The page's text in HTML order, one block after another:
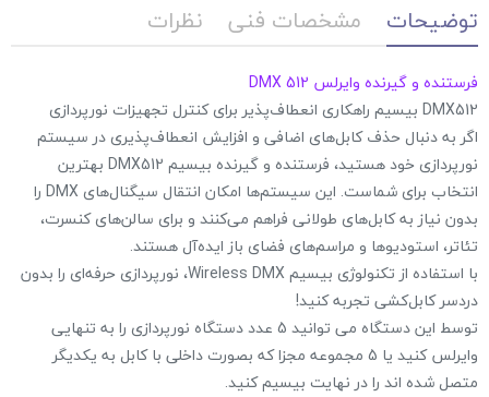
توضیحات مشخصات فنی نظرات
فرستنده و گیرنده وایرلس DMX 512
DMX512 بیسیم راهکاری انعطاف‌پذیر برای کنترل تجهیزات نورپردازی
اگر به دنبال حذف کابل‌های اضافی و افزایش انعطاف‌پذیری در سیستم
نورپردازی خود هستید، فرستنده و گیرنده بیسیم DMX512 بهترین
انتخاب برای شماست. این سیستم‌ها امکان انتقال سیگنال‌های DMX را
بدون نیاز به کابل‌های طولانی فراهم می‌کنند و برای سالن‌های کنسرت،
تئاتر، استودیوها و مراسم‌های فضای باز ایده‌آل هستند.
با استفاده از تکنولوژی بیسیم Wireless DMX، نورپردازی حرفه‌ای را بدون
دردسر کابل‌کشی تجربه کنید!
توسط این دستگاه می توانید 5 عدد دستگاه نورپردازی را به تنهایی
وایرلس کنید یا 5 مجموعه مجزا که بصورت داخلی با کابل به یکدیگر
متصل شده اند را در نهایت بیسیم کنید.